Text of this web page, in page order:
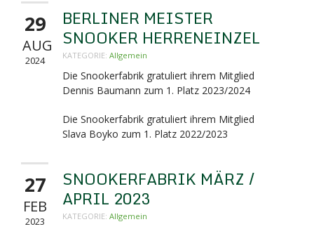
29
AUG
2024
BERLINER MEISTER
SNOOKER HERRENEINZEL
KATEGORIE: Allgemein
Die Snookerfabrik gratuliert ihrem Mitglied
Dennis Baumann zum 1. Platz 2023/2024
Die Snookerfabrik gratuliert ihrem Mitglied
Slava Boyko zum 1. Platz 2022/2023
27
FEB
2023
SNOOKERFABRIK MÄRZ /
APRIL 2023
KATEGORIE: Allgemein